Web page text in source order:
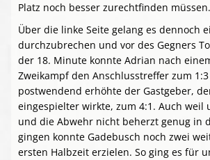
Platz noch besser zurechtfinden müssen.
Über die linke Seite gelang es dennoch
durchzubrechen und vor des Gegners
der 18. Minute konnte Adrian nach
Zweikampf den Anschlusstreffer zum
postwendend erhöhte der Gastgeber,
eingespielter wirkte, zum 4:1. Auch weil
und die Abwehr nicht beherzt genug in
gingen konnte Gadebusch noch zwei
ersten Halbzeit erzielen. So ging es für